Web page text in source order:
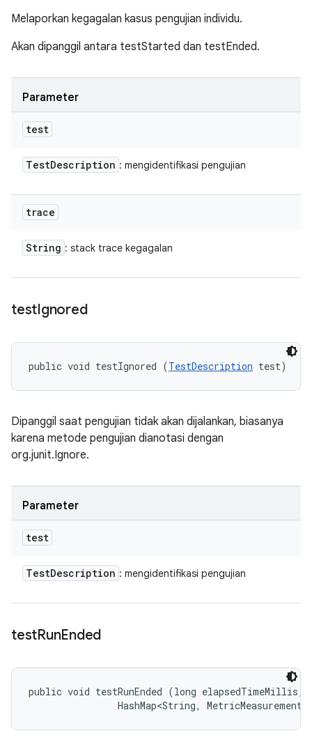
Melaporkan kegagalan kasus pengujian individu.
Akan dipanggil antara testStarted dan testEnded.
Parameter
test
TestDescription : mengidentifikasi pengujian
trace
String : stack trace kegagalan
testIgnored
public void testIgnored (TestDescription test)
Dipanggil saat pengujian tidak akan dijalankan, biasanya
karena metode pengujian dianotasi dengan
org.junit.Ignore.
Parameter
test
TestDescription : mengidentifikasi pengujian
testRunEnded
public void testRunEnded (long elapsedTimeMillis,
HashMap<String,